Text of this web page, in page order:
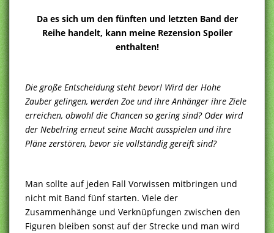
Da es sich um den fünften und letzten Band der
Reihe handelt, kann meine Rezension Spoiler
enthalten!
Die große Entscheidung steht bevor! Wird der Hohe
Zauber gelingen, werden Zoe und ihre Anhänger ihre Ziele
erreichen, obwohl die Chancen so gering sind? Oder wird
der Nebelring erneut seine Macht ausspielen und ihre
Pläne zerstören, bevor sie vollständig gereift sind?
Man sollte auf jeden Fall Vorwissen mitbringen und
nicht mit Band fünf starten. Viele der
Zusammenhänge und Verknüpfungen zwischen den
Figuren bleiben sonst auf der Strecke und man wird